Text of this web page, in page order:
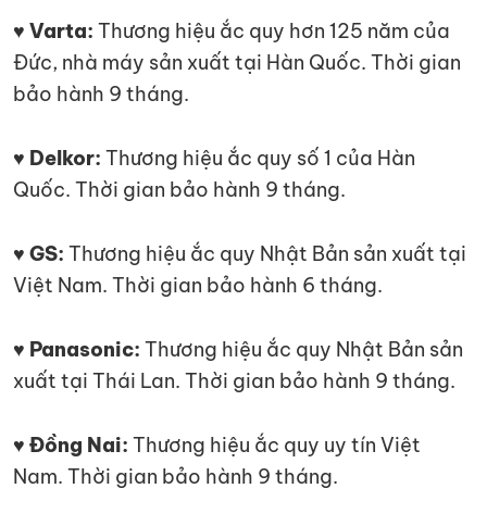
♥ Varta: Thương hiệu ắc quy hơn 125 năm của
Đức, nhà máy sản xuất tại Hàn Quốc. Thời gian
bảo hành 9 tháng.
♥ Delkor: Thương hiệu ắc quy số 1 của Hàn
Quốc. Thời gian bảo hành 9 tháng.
♥ GS: Thương hiệu ắc quy Nhật Bản sản xuất tại
Việt Nam. Thời gian bảo hành 6 tháng.
♥ Panasonic: Thương hiệu ắc quy Nhật Bản sản
xuất tại Thái Lan. Thời gian bảo hành 9 tháng.
♥ Đồng Nai: Thương hiệu ắc quy uy tín Việt
Nam. Thời gian bảo hành 9 tháng.